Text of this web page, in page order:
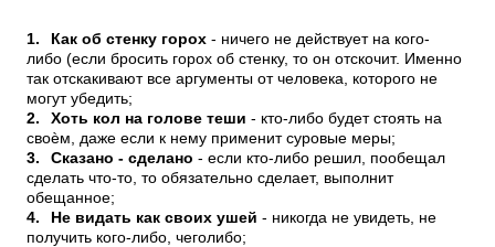
1. Как об стенку горох - ничего не действует на кого-
либо (если бросить горох об стенку, то он отскочит. Именно
так отскакивают все аргументы от человека, которого не
могут убедить;
2.
Хоть кол на голове теши - кто-либо будет стоять на
своѐм, даже если к нему применит суровые меры;
3.
Сказано - сделано - если кто-либо решил, пообещал
сделать что-то, то обязательно сделает, выполнит
обещанное;
4.
Не видать как своих ушей - никогда не увидеть, не
получить кого-либо, чеголибо;